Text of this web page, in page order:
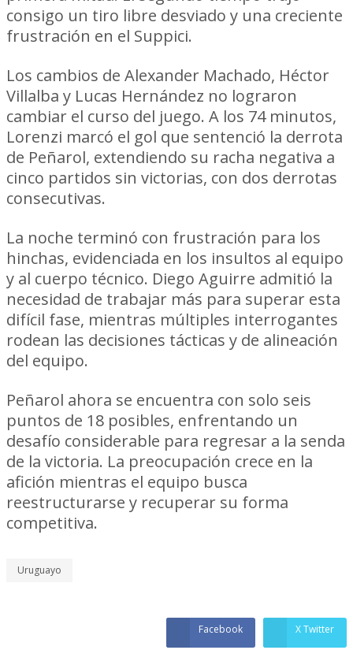
consigo un tiro libre desviado y una creciente
frustración en el Suppici.
Los cambios de Alexander Machado, Héctor
Villalba y Lucas Hernández no lograron
cambiar el curso del juego. A los 74 minutos,
Lorenzi marcó el gol que sentenció la derrota
de Peñarol, extendiendo su racha negativa a
cinco partidos sin victorias, con dos derrotas
consecutivas.
La noche terminó con frustración para los
hinchas, evidenciada en los insultos al equipo
y al cuerpo técnico. Diego Aguirre admitió la
necesidad de trabajar más para superar esta
difícil fase, mientras múltiples interrogantes
rodean las decisiones tácticas y de alineación
del equipo.
Peñarol ahora se encuentra con solo seis
puntos de 18 posibles, enfrentando un
desafío considerable para regresar a la senda
de la victoria. La preocupación crece en la
afición mientras el equipo busca
reestructurarse y recuperar su forma
competitiva.
Uruguayo
Facebook X Twitter